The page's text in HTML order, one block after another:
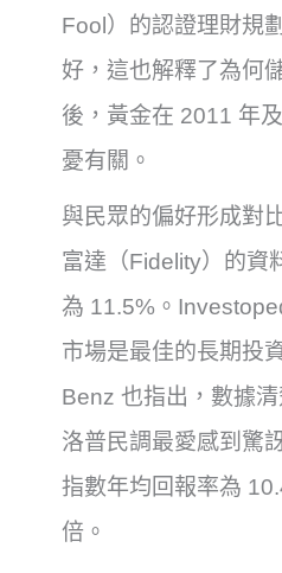
Fool）的認證理財規
好，這也解釋了為何
後，黃金在 2011 年
憂有關。
與民眾的偏好形成對
富達（Fidelity）的資
為 11.5%。
市場是最佳的長期投
Benz 也指出，數據
洛普民調最愛感到驚
指數年均回報率為
倍。